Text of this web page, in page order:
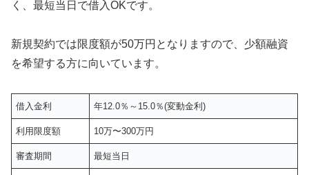
く、最短当日で借入OKです。
新規契約では限度額が50万円となりますので、少額融資
を希望する方に向いています。
借入金利 年12.0％～15.0％(変動金利)
利用限度額 10万〜300万円
審査期間 最短当日